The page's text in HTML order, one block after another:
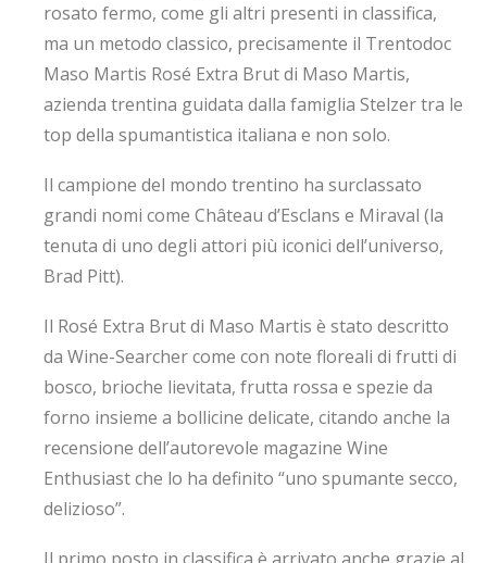
rosato fermo, come gli altri presenti in classifica,
ma un metodo classico, precisamente il Trentodoc
Maso Martis Rosé Extra Brut di Maso Martis,
azienda trentina guidata dalla famiglia Stelzer tra le
top della spumantistica italiana e non solo.
Il campione del mondo trentino ha surclassato
grandi nomi come Château d’Esclans e Miraval (la
tenuta di uno degli attori più iconici dell’universo,
Brad Pitt).
Il Rosé Extra Brut di Maso Martis è stato descritto
da Wine-Searcher come con note floreali di frutti di
bosco, brioche lievitata, frutta rossa e spezie da
forno insieme a bollicine delicate, citando anche la
recensione dell’autorevole magazine Wine
Enthusiast che lo ha definito “uno spumante secco,
delizioso”.